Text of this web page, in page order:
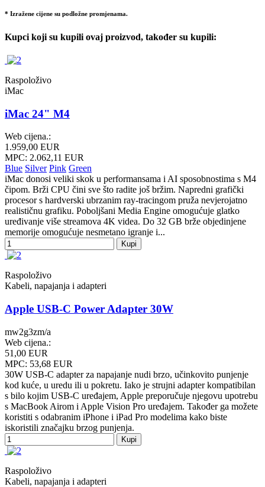
* Izražene cijene su podložne promjenama.
Kupci koji su kupili ovaj proizvod, također su kupili:
Raspoloživo
iMac
iMac 24" M4
Web cijena.:
1.959,00 EUR
MPC: 2.062,11 EUR
Blue Silver Pink Green
iMac donosi veliki skok u performansama i AI sposobnostima s M4
čipom. Brži CPU čini sve što radite još bržim. Napredni grafički
procesor s hardverski ubrzanim ray-tracingom pruža nevjerojatno
realističnu grafiku. Poboljšani Media Engine omogućuje glatko
uređivanje više streamova 4K videa. Do 32 GB brže objedinjene
memorije omogućuje nesmetano igranje i...
Kupi
Raspoloživo
Kabeli, napajanja i adapteri
Apple USB-C Power Adapter 30W
mw2g3zm/a
Web cijena.:
51,00 EUR
MPC: 53,68 EUR
30W USB‑C adapter za napajanje nudi brzo, učinkovito punjenje
kod kuće, u uredu ili u pokretu. Iako je strujni adapter kompatibilan
s bilo kojim USB‑C uređajem, Apple preporučuje njegovu upotrebu
s MacBook Airom i Apple Vision Pro uređajem. Također ga možete
koristiti s odabranim iPhone i iPad Pro modelima kako biste
iskoristili značajku brzog punjenja.
Kupi
Raspoloživo
Kabeli, napajanja i adapteri